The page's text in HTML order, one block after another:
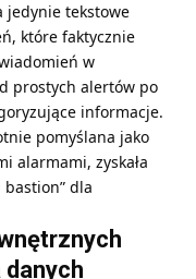
jedynie tekstowe
które faktycznie
w
prostych alertów po
informacje.
pomyślana jako
alarmami, zyskała
dla